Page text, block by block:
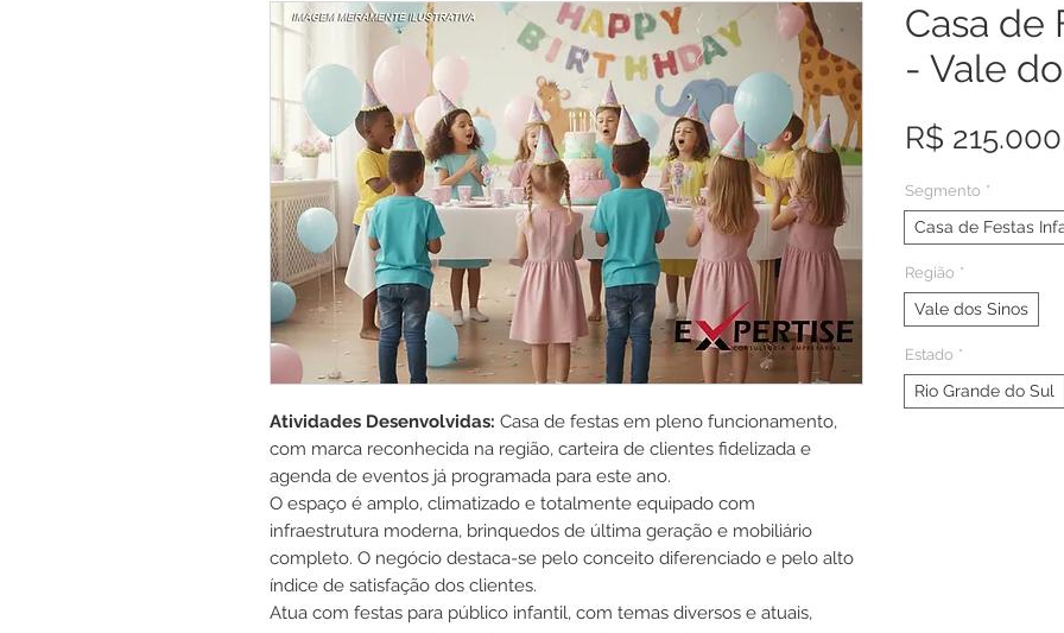
Atividades Desenvolvidas: Casa de festas em pleno funcionamento,
com marca reconhecida na região, carteira de clientes fidelizada e
agenda de eventos já programada para este ano.
O espaço é amplo, climatizado e totalmente equipado com
infraestrutura moderna, brinquedos de última geração e mobiliário
completo. O negócio destaca-se pelo conceito diferenciado e pelo alto
índice de satisfação dos clientes.
Atua com festas para público infantil, com temas diversos e atuais,
Casa de
- Vale
R$
Segmento *
Casa de Festas
Região *
Vale dos Sinos
Estado *
Rio Grande do Sul